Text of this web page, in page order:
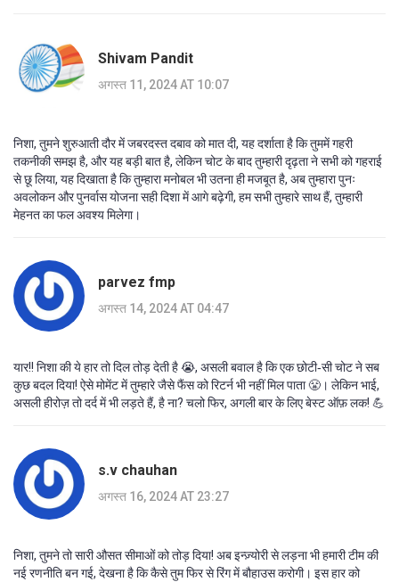
Shivam Pandit
अगस्त 11, 2024 AT 10:07
निशा, तुमने शुरुआती दौर में जबरदस्त दबाव को मात दी, यह दर्शाता है कि तुममें गहरी
तकनीकी समझ है, और यह बड़ी बात है, लेकिन चोट के बाद तुम्हारी दृढ़ता ने सभी को गहराई
से छू लिया, यह दिखाता है कि तुम्हारा मनोबल भी उतना ही मजबूत है, अब तुम्हारा पुनः
अवलोकन और पुनर्वास योजना सही दिशा में आगे बढ़ेगी, हम सभी तुम्हारे साथ हैं, तुम्हारी
मेहनत का फल अवश्य मिलेगा।
parvez fmp
अगस्त 14, 2024 AT 04:47
यार!! निशा की ये हार तो दिल तोड़ देती है 😭, असली बवाल है कि एक छोटी‑सी चोट ने सब
कुछ बदल दिया! ऐसे मोमेंट में तुम्हारे जैसे फैंस को रिटर्न भी नहीं मिल पाता 😤। लेकिन भाई,
असली हीरोज़ तो दर्द में भी लड़ते हैं, है ना? चलो फिर, अगली बार के लिए बेस्ट ऑफ़ लक! 💪
s.v chauhan
अगस्त 16, 2024 AT 23:27
निशा, तुमने तो सारी औसत सीमाओं को तोड़ दिया! अब इन्ज़्योरी से लड़ना भी हमारी टीम की
नई रणनीति बन गई, देखना है कि कैसे तुम फिर से रिंग में बौहाउस करोगी। इस हार को